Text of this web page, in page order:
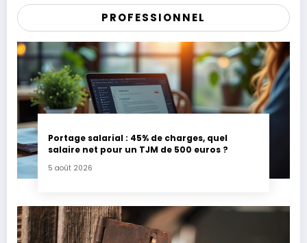
PROFESSIONNEL
Portage salarial : 45% de charges, quel
salaire net pour un TJM de 500 euros ?
5 août 2026